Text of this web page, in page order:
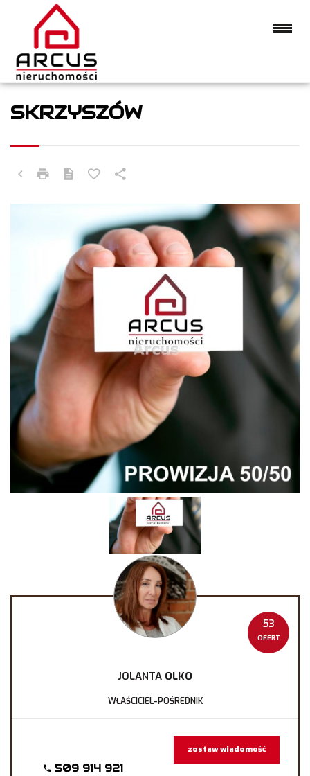
SKRZYSZÓW
53
OFERT
JOLANTA OLKO
WŁAŚCICIEL-POŚREDNIK
509 914 921
zostaw wiadomość